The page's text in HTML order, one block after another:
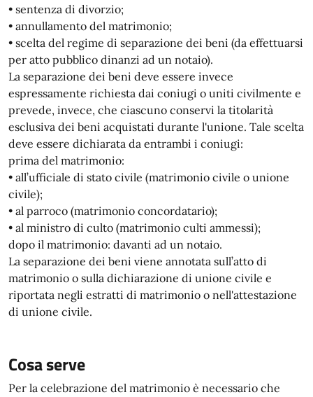
• sentenza di divorzio;
• annullamento del matrimonio;
• scelta del regime di separazione dei beni (da effettuarsi
per atto pubblico dinanzi ad un notaio).
La separazione dei beni deve essere invece
espressamente richiesta dai coniugi o uniti civilmente e
prevede, invece, che ciascuno conservi la titolarità
esclusiva dei beni acquistati durante l'unione. Tale scelta
deve essere dichiarata da entrambi i coniugi:
prima del matrimonio:
• all’ufficiale di stato civile (matrimonio civile o unione
civile);
• al parroco (matrimonio concordatario);
• al ministro di culto (matrimonio culti ammessi);
dopo il matrimonio: davanti ad un notaio.
La separazione dei beni viene annotata sull’atto di
matrimonio o sulla dichiarazione di unione civile e
riportata negli estratti di matrimonio o nell'attestazione
di unione civile.
Cosa serve
Per la celebrazione del matrimonio è necessario che